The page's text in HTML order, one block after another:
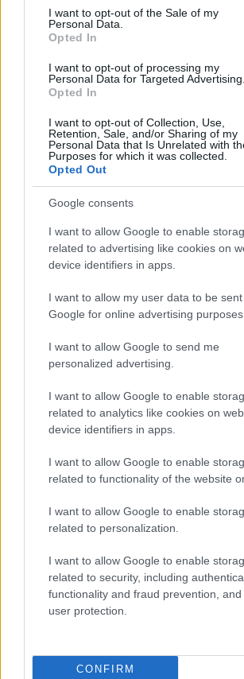
consent section.
I want to opt-out of the Sale of my
Personal Data.
Opted In
I want to opt-out of processing my
Personal Data for Targeted Advertising.
Opted In
I want to opt-out of Collection, Use,
Retention, Sale, and/or Sharing of my
Personal Data that Is Unrelated with
Purposes for which it was collected.
Opted Out
Google consents
I want to allow Google to enable
related to advertising like cookies on
device identifiers in apps.
I want to allow my user data to be
Google for online advertising purposes.
I want to allow Google to send me
personalized advertising.
I want to allow Google to enable
related to analytics like cookies on
device identifiers in apps.
I want to allow Google to enable
related to functionality of the website
I want to allow Google to enable
related to personalization.
I want to allow Google to enable
related to security, including
functionality and fraud prevention,
user protection.
CONFIRM
A tűzoltófecskendős fogadtatás
adni a kreatívoknak. Bár...közben a
a 2017 óta lényegében folyamatos
teljesítési időszak is.
47 és 48 leállítás közben.